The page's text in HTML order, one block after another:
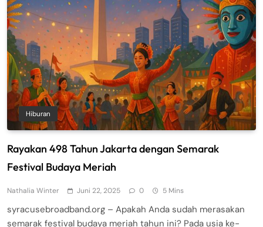
Hiburan
Rayakan 498 Tahun Jakarta dengan Semarak
Festival Budaya Meriah
Nathalia Winter Juni 22, 2025 0 5 Mins
syracusebroadband.org – Apakah Anda sudah merasakan
semarak festival budaya meriah tahun ini? Pada usia ke-